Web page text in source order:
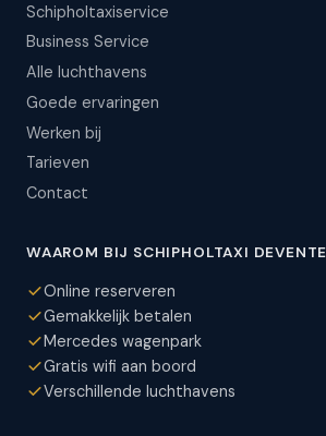
Schipholtaxiservice
Business Service
Alle luchthavens
Goede ervaringen
Werken bij
Tarieven
Contact
WAAROM BIJ SCHIPHOLTAXI
Online reserveren
Gemakkelijk betalen
Mercedes wagenpark
Gratis wifi aan boord
Verschillende luchthavens